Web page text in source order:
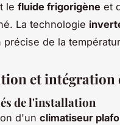
le fluide frigorigène et
La technologie
précise de la
et intégration
de l'installation
d'un climatiseur